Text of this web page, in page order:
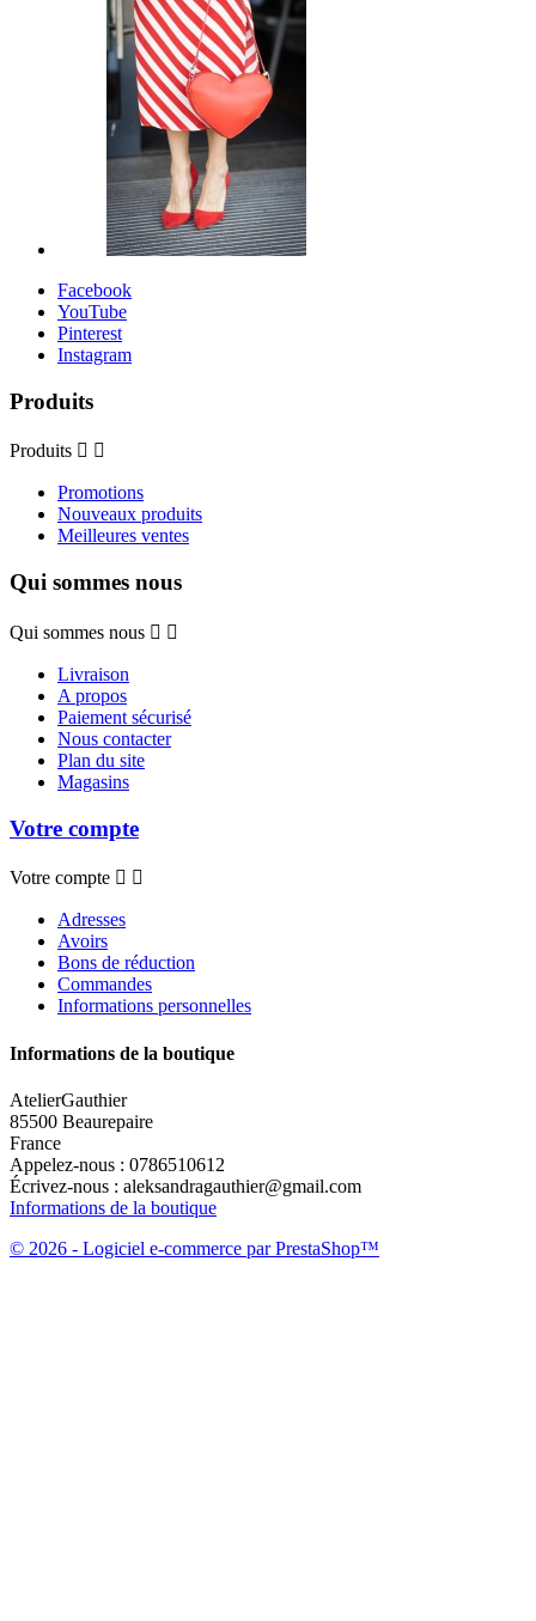
Facebook
YouTube
Pinterest
Instagram
Produits
Produits  
Promotions
Nouveaux produits
Meilleures ventes
Qui sommes nous
Qui sommes nous  
Livraison
A propos
Paiement sécurisé
Nous contacter
Plan du site
Magasins
Votre compte
Votre compte  
Adresses
Avoirs
Bons de réduction
Commandes
Informations personnelles
Informations de la boutique
AtelierGauthier
85500 Beaurepaire
France
Appelez-nous : 0786510612
Écrivez-nous : aleksandragauthier@gmail.com
Informations de la boutique
© 2026 - Logiciel e-commerce par PrestaShop™